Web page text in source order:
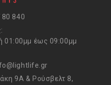
80 840
01:00μμ έως 09:00μμ
9Α & Ρούσβελτ 8,